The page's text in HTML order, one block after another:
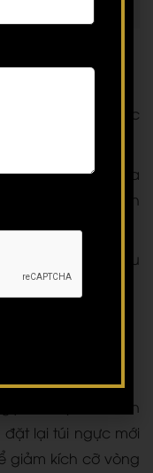
nhỏ hơn
cho bác sĩ trước
sau phẫu thuật của
tái khám theo lịch
đầu sau phẫu
vật nặng.
– chị em hoàn
lại túi ngực mới
giảm kích cỡ vòng